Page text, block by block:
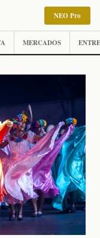
NEO Pro
MERCADOS